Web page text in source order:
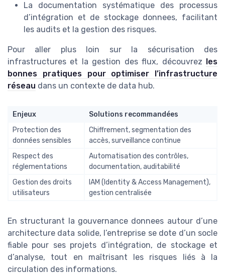
La documentation systématique des processus
d’intégration et de stockage donnees, facilitant
les audits et la gestion des risques.
Pour aller plus loin sur la sécurisation des
infrastructures et la gestion des flux, découvrez les
bonnes pratiques pour optimiser l’infrastructure
réseau dans un contexte de data hub.
Enjeux
Solutions recommandées
Protection des
données sensibles
Chiffrement, segmentation des
accès, surveillance continue
Respect des
réglementations
Automatisation des contrôles,
documentation, auditabilité
Gestion des droits
utilisateurs
IAM (Identity & Access Management),
gestion centralisée
En structurant la gouvernance donnees autour d’une
architecture data solide, l’entreprise se dote d’un socle
fiable pour ses projets d’intégration, de stockage et
d’analyse, tout en maîtrisant les risques liés à la
circulation des informations.